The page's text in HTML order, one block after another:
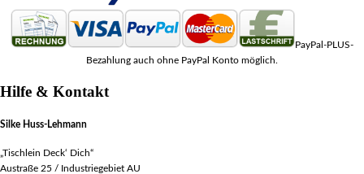
PayPal-PLUS-
Bezahlung auch ohne PayPal Konto möglich.
Hilfe & Kontakt
Silke Huss-Lehmann
„Tischlein Deck‘ Dich“
Austraße 25 / Industriegebiet AU